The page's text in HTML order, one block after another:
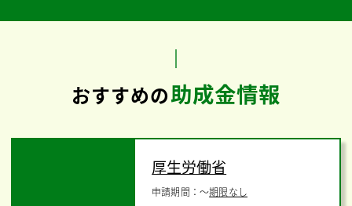
おすすめの助成金情報
厚生労働省
申請期間：〜期限なし